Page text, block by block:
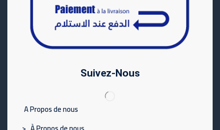
Suivez-Nous
A Propos de nous